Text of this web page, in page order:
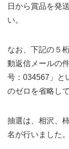
日から賞品を発
い。
なお、下記の５
動返信メールの
号：034567」と
のゼロを省略し
抽選は、相沢、
名が行いました。